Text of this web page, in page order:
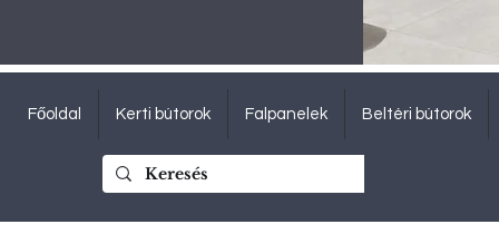
Főoldal Kerti bútorok Falpanelek Beltéri bútorok